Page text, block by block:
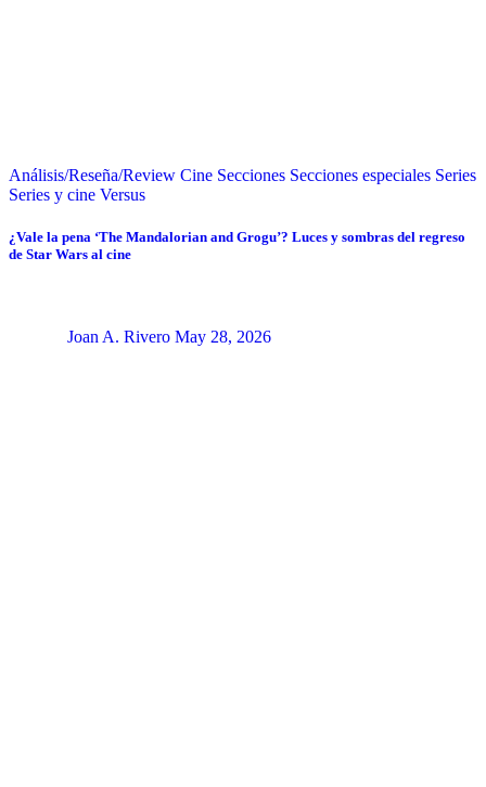
Análisis/Reseña/Review Cine Secciones Secciones especiales Series
Series y cine Versus
¿Vale la pena ‘The Mandalorian and Grogu’? Luces y sombras del regreso
de Star Wars al cine
Joan A. Rivero May 28, 2026